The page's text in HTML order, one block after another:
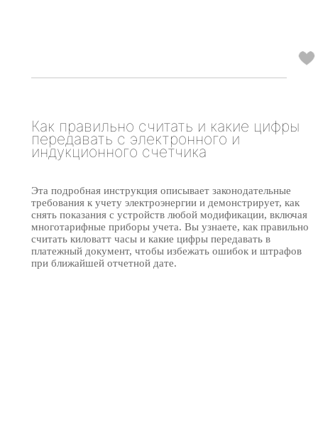
Как правильно считать и какие цифры
передавать с электронного и
индукционного счетчика
Эта подробная инструкция описывает законодательные
требования к учету электроэнергии и демонстрирует, как
снять показания с устройств любой модификации, включая
многотарифные приборы учета. Вы узнаете, как правильно
считать киловатт часы и какие цифры передавать в
платежный документ, чтобы избежать ошибок и штрафов
при ближайшей отчетной дате.